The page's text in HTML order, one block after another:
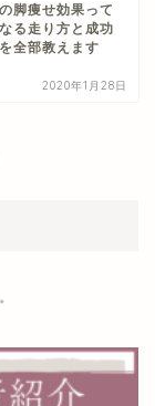
脚痩せ効果って
る走り方と成功
全部教えます
2020年1月28日